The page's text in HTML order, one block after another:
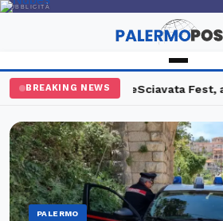
PUBBLICITÀ
BREAKING NEWS
Sciavata Fest, a Camporeale
PALERMO